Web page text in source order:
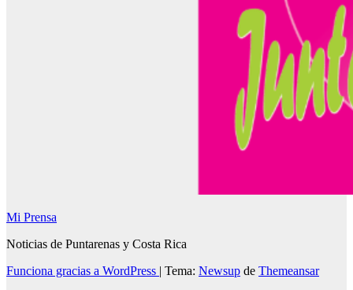
Mi Prensa
Noticias de Puntarenas y Costa Rica
Funciona gracias a WordPress | Tema: Newsup de Themeansar